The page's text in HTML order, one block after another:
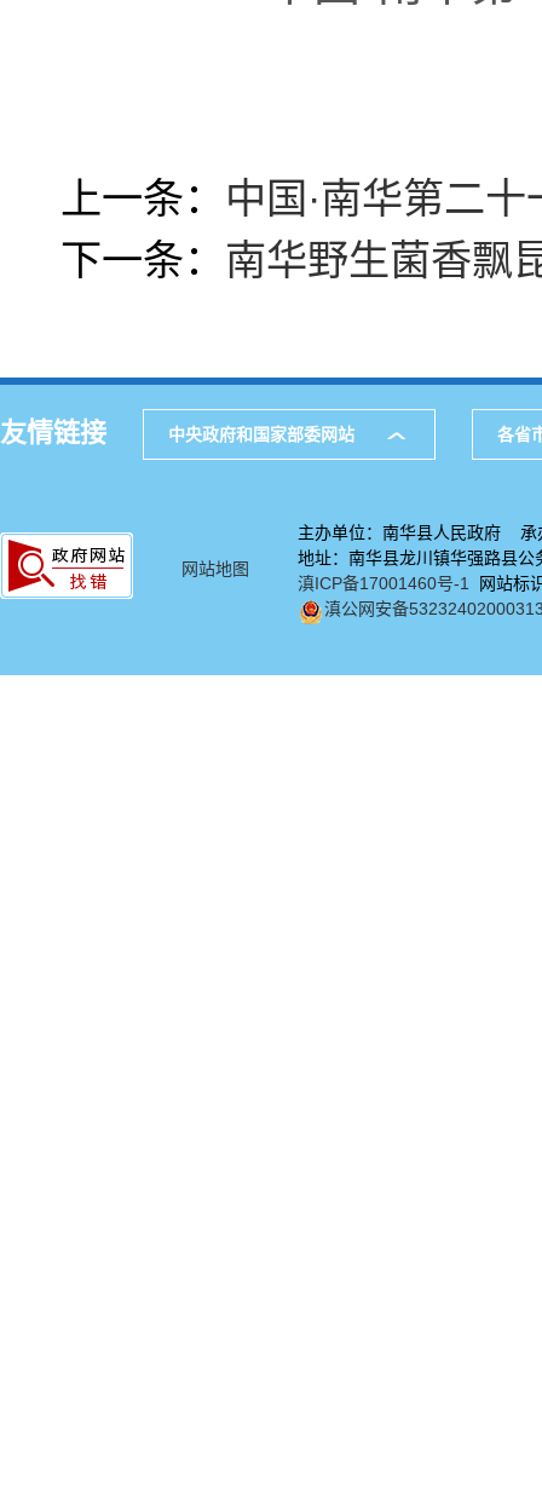
上一条： 中国·南华第二
下一条： 南华野生菌香飘
友情链接 中央政府和国家部委网站 各省
网站地图
主办单位：南华县人民政府 承
地址：南华县龙川镇华强路
滇ICP备17001460号-1
网站标
滇公网安备